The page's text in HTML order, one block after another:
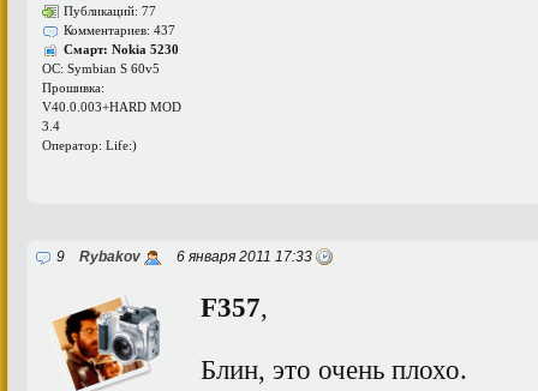
Публикаций: 77
Комментариев: 437
Смарт: Nokia 5230
ОС: Symbian S 60v5
Прошивка:
V40.0.003+HARD MOD
3.4
Оператор: Life:)
9 Rybakov 6 января 2011 17:33
F357,
Блин, это очень плохо.